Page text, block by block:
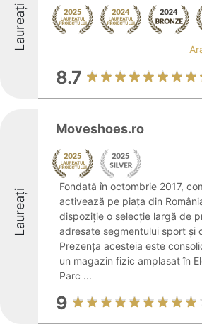
Laureați
8.7
Laureați
Moveshoes.ro
Fondată în octombrie 2017,
activează pe piața din
dispoziție o selecție largă de
adresate segmentului sport și
Prezența acesteia este
un magazin fizic amplasat în
Parc ...
9